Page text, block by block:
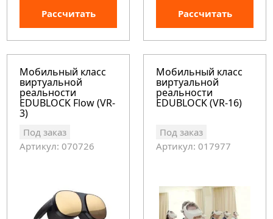
Рассчитать Рассчитать
Мобильный класс
виртуальной
реальности
EDUBLOCK Flow (VR-
3)
Под заказ
Артикул: 070726
Мобильный класс
виртуальной
реальности
EDUBLOCK (VR-16)
Под заказ
Артикул: 017977